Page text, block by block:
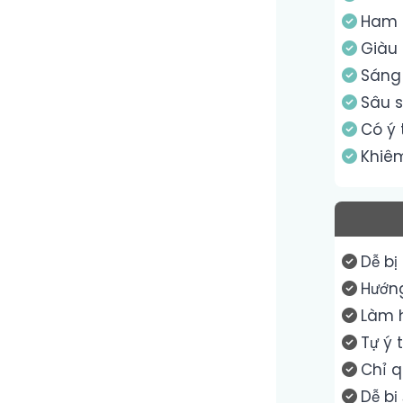
Ham
Sâu
Có ý
Dễ
Làm
Tự ý
Chỉ
Dễ